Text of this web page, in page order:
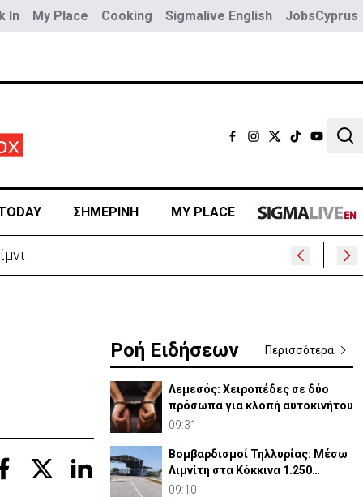
In My Place Cooking Sigmalive English JobsCyprus
ΣΗΜΕΡΙΝΗ MY PLACE
Ροή Ειδήσεων Περισσότερα
Λεμεσός: Χειροπέδες σε δύο
πρόσωπα για κλοπή αυτοκινήτου
09:31
Βομβαρδισμοί Τηλλυρίας: Μέσω
Λιμνίτη στα Κόκκινα 1.250
Τουρκοκύπριοι
09:10